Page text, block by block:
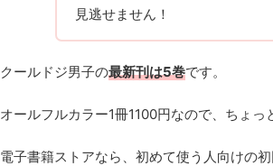
見逃せません！
クールドジ男子の最新刊は5巻です。
オールフルカラー1冊1100円なので、ちょ
電子書籍ストアなら、初めて使う人向けの